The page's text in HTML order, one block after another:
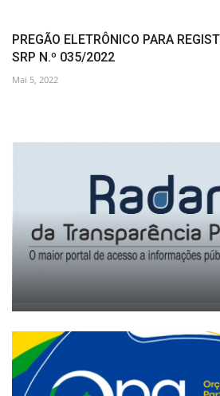
PREGÃO ELETRÔNICO PARA
SRP N.º 035/2022
Mai 5, 2022